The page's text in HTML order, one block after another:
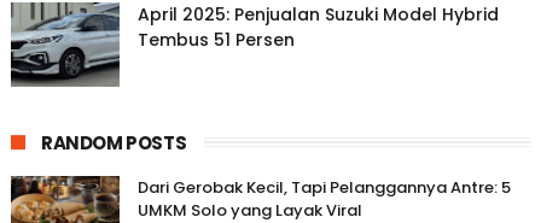
April 2025: Penjualan Suzuki Model Hybrid
Tembus 51 Persen
RANDOM POSTS
Dari Gerobak Kecil, Tapi Pelanggannya Antre: 5
UMKM Solo yang Layak Viral